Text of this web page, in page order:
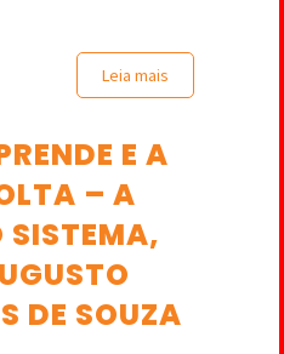
Leia mais
E A
– A
SISTEMA,
DE SOUZA